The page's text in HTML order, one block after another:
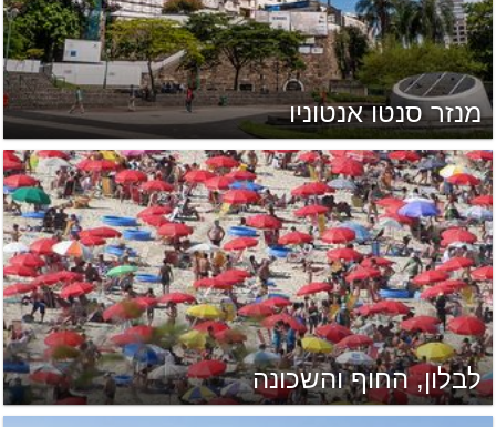
מנזר סנטו אנטוניו
לבלון, החוף והשכונה